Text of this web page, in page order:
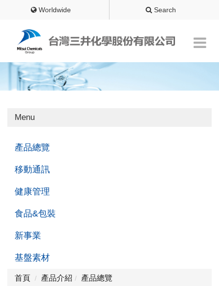
Worldwide Search
Menu
產品總覽
移動通訊
健康管理
食品&包裝
新事業
基盤素材
首頁 產品介紹 產品總覽